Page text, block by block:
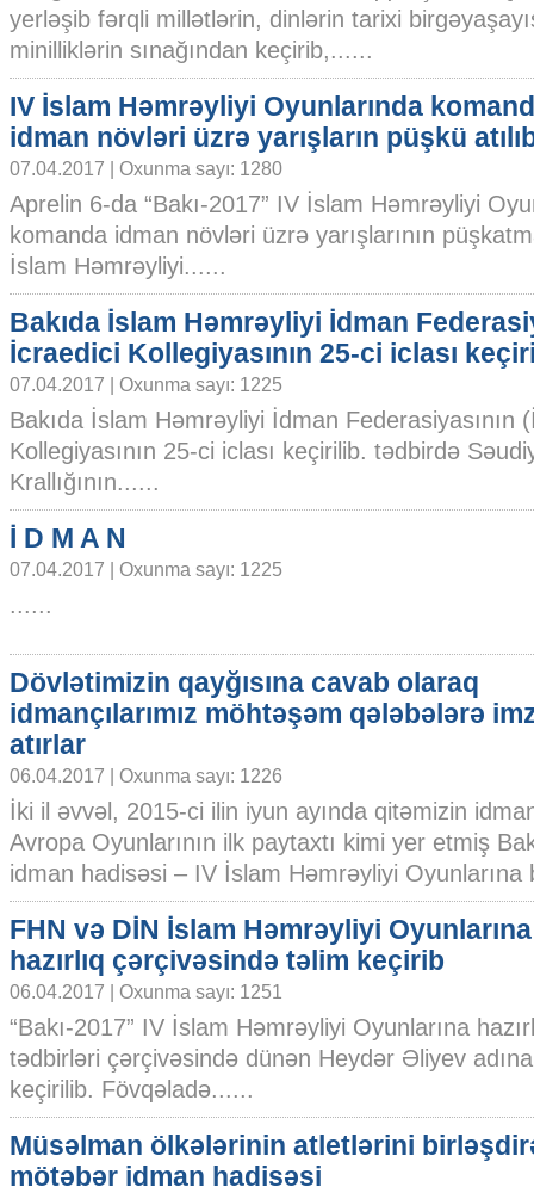
yerləşib fərqli millətlərin, dinlərin tarixi
minilliklərin sınağından keçirib,......
IV İslam Həmrəyliyi Oyunlarında
idman növləri üzrə yarışların püşkü
07.04.2017 | Oxunma sayı: 1280
Aprelin 6-da “Bakı-2017” IV İslam Həmrəyliyi
komanda idman növləri üzrə yarışlarının
İslam Həmrəyliyi......
Bakıda İslam Həmrəyliyi İdman
İcraedici Kollegiyasının 25-ci iclası
07.04.2017 | Oxunma sayı: 1225
Bakıda İslam Həmrəyliyi İdman Federasiyasının
Kollegiyasının 25-ci iclası keçirilib. tədbirdə
Krallığının......
İ D M A N
07.04.2017 | Oxunma sayı: 1225
......
Dövlətimizin qayğısına cavab olaraq
idmançılarımız möhtəşəm qələbələrə
atırlar
06.04.2017 | Oxunma sayı: 1226
İki il əvvəl, 2015-ci ilin iyun ayında qitəmizin
Avropa Oyunlarının ilk paytaxtı kimi yer etmiş
idman hadisəsi – IV İslam Həmrəyliyi Oyunlarına
FHN və DİN İslam Həmrəyliyi Oyunlarına
hazırlıq çərçivəsində təlim keçirib
06.04.2017 | Oxunma sayı: 1251
“Bakı-2017” IV İslam Həmrəyliyi Oyunlarına
tədbirləri çərçivəsində dünən Heydər Əliyev
keçirilib. Fövqəladə......
Müsəlman ölkələrinin atletlərini
mötəbər idman hadisəsi